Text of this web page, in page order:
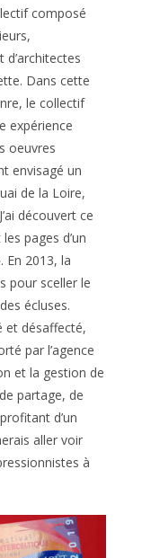
composé
Dans cette
le collectif
expérience
oeuvres
envisagé un
de la Loire,
découvert ce
pages d’un
En 2013, la
pour sceller le
écluses.
et désaffecté,
par l’agence
et la gestion de
partage, de
d’un
aller voir
à